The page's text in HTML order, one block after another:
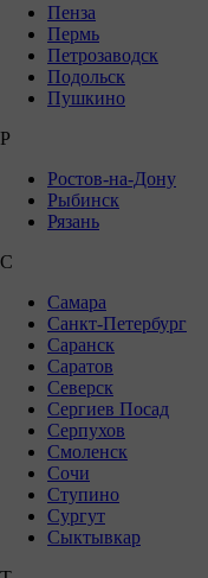
Пенза
Пермь
Петрозаводск
Подольск
Пушкино
Р
Ростов-на-Дону
Рыбинск
Рязань
С
Самара
Санкт-Петербург
Саранск
Саратов
Северск
Сергиев Посад
Серпухов
Смоленск
Сочи
Ступино
Сургут
Сыктывкар